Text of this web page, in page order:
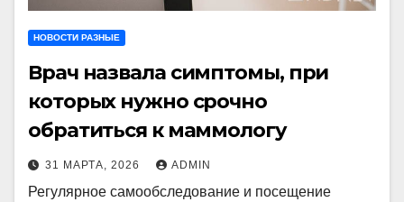
НОВОСТИ РАЗНЫЕ
Врач назвала симптомы, при
которых нужно срочно
обратиться к маммологу
31 МАРТА, 2026 ADMIN
Регулярное самообследование и посещение